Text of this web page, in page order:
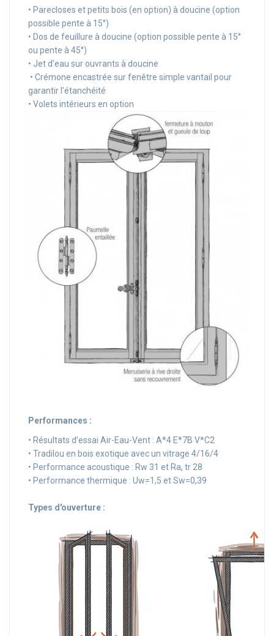
• Parecloses et petits bois (en option) à doucine (option
possible pente à 15°)
• Dos de feuillure à doucine (option possible pente à 15°
ou pente à 45°)
• Jet d'eau sur ouvrants à doucine
• Crémone encastrée sur fenêtre simple vantail pour
garantir l’étanchéité
• Volets intérieurs en option
Performances :
• Résultats d’essai Air-Eau-Vent : A*4 E*7B V*C2
• Tradilou en bois exotique avec un vitrage 4/16/4
• Performance acoustique : Rw 31 et Ra, tr 28
• Performance thermique : Uw=1,5 et Sw=0,39
Types d'ouverture :